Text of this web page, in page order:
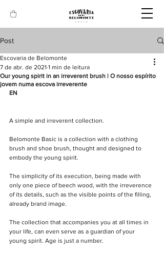
Post
Our young spirit in an irreverent brush | O nosso espírito
jovem numa escova irreverente
Escovaria de Belomonte
7 de abr. de 2021 1 min de leitura
EN
A simple and irreverent collection.
Belomonte Basic is a collection with a clothing
brush and shoe brush, thought and designed to
embody the young spirit.
The simplicity of its execution, being made with
only one piece of beech wood, with the irreverence
of its details, such as the visible points of the filling,
already brand image.
The collection that accompanies you at all times in
your life, can even serve as a guardian of your
young spirit. Age is just a number.